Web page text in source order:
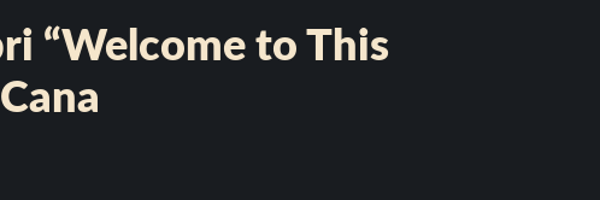
“Welcome to This